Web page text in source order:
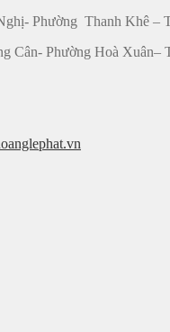
Phường Thanh Khê –
Cân- Phường Hoà Xuân–